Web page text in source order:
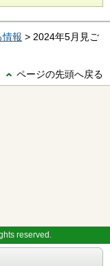
情報 > 2024年5月見ご
ページの先頭へ戻る
reserved.